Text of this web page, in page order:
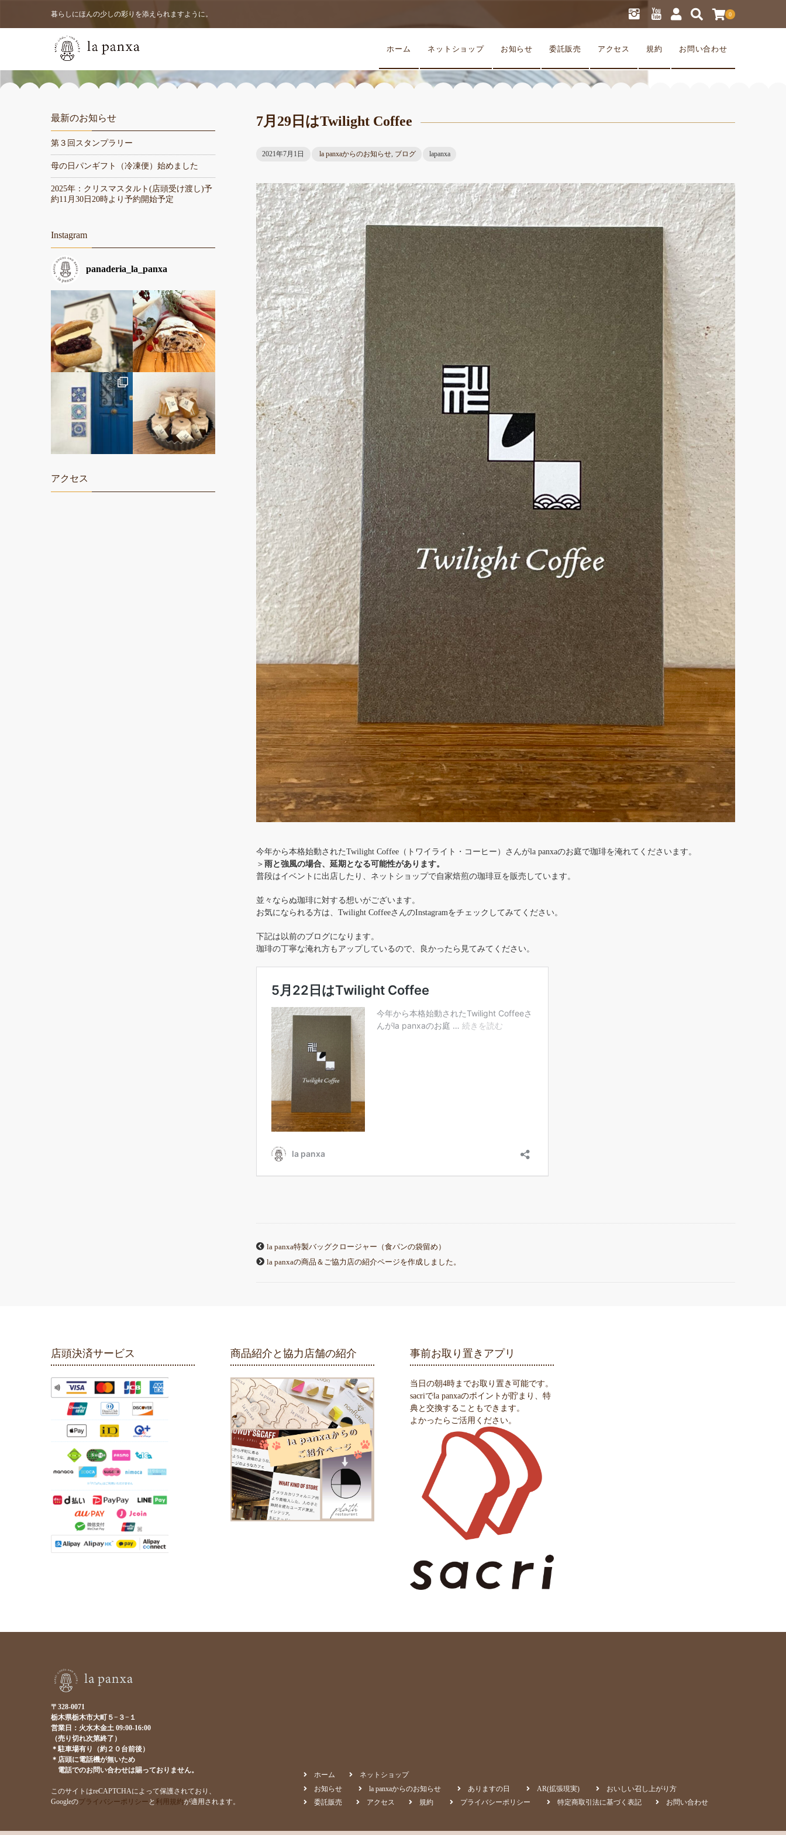
0
ホーム ネットショップ お知らせ 委託販売 アクセス 規約 お問い合わせ
暮らしにほんの少しの彩りを添えられますように。
7月29日はTwilight Coffee
2021年7月1日 la panxaからのお知らせ, ブログ lapanxa
今年から本格始動されたTwilight Coffee（トワイライト・コーヒー）さんがla panxaのお庭で珈琲を淹れてくださいます。
＞ 雨と強風の場合、延期となる可能性があります。
普段はイベントに出店したり、ネットショップで自家焙煎の珈琲豆を販売しています。
並々ならぬ珈琲に対する想いがございます。
お気になられる方は、Twilight CoffeeさんのInstagramをチェックしてみてください。
下記は以前のブログになります。
珈琲の丁寧な淹れ方もアップしているので、良かったら見てみてください。
la panxa特製バッグクロージャー（食パンの袋留め）
la panxaの商品＆ご協力店の紹介ページを作成しました。
最新のお知らせ
第３回スタンプラリー
母の日パンギフト（冷凍便）始めました
2025年：クリスマスタルト(店頭受け渡し)予
約11月30日20時より予約開始予定
Instagram
panaderia_la_panxa
アクセス
店頭決済サービス 商品紹介と協力店舗の紹介 事前お取り置きアプリ
当日の朝4時までお取り置き可能です。
sacriでla panxaのポイントが貯まり、特
典と交換することもできます。
よかったらご活用ください。
〒328-0071
栃木県栃木市大町５−３−１
営業日：火水木金土 09:00-16:00
（売り切れ次第終了）
＊駐車場有り（約２０台前後）
＊店頭に電話機が無いため
電話でのお問い合わせは賜っておりません。
このサイトはreCAPTCHAによって保護されており、
Googleのプライバシーポリシー と 利用規約が適用されます。
ホーム
ネットショップ
お知らせ
la panxaからのお知らせ ありますの日 AR(拡張現実)
おいしい召し上がり方
委託販売
アクセス 規約 プライバシーポリシー 特定商取引法に基づく表記 お問い合わせ